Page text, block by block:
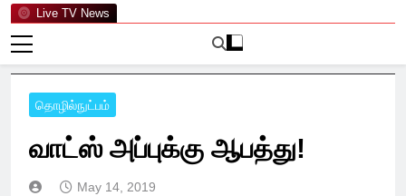
Live TV News
தொழில்நுட்பம்
வாட்ஸ் அப்புக்கு ஆபத்து!
May 14, 2019